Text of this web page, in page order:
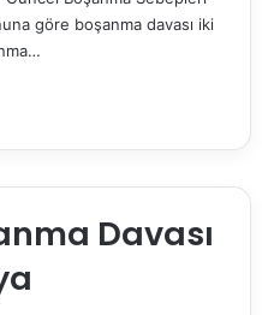
göre boşanma davası iki
Davası